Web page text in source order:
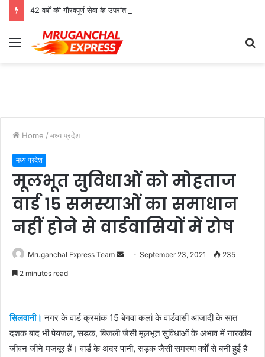
Menu
Home / मध्य प्रदेश
मध्य प्रदेश
मूलभूत सुविधाओं को मोहताज
वार्ड 15 समस्याओं का समाधान
नहीं होने से वार्डवासियों में रोष
Mruganchal Express Team
Send September 23, 2021 235
2 minutes read
सिलवानी।नगर के वार्ड क्रमांक 15 बेगवा कलां के वार्डवासी आजादी के सात
दशक बाद भी पेयजल, सड़क, बिजली जैसी मूलभूत सुविधाओं के अभाव में नारकीय
जीवन जीने मजबूर हैं। वार्ड के अंदर पानी, सड़क जैसी समस्या वर्षों से बनी हुई हैं